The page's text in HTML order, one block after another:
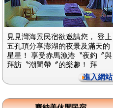
見見灣海景民宿欲邀請您， 登上
五孔頂分享澎湖的夜景及滿天的
星星！ 享受赤馬漁港〝夜釣〞與
拜訪〝潮間帶〞的樂趣！ 拜
進入網站